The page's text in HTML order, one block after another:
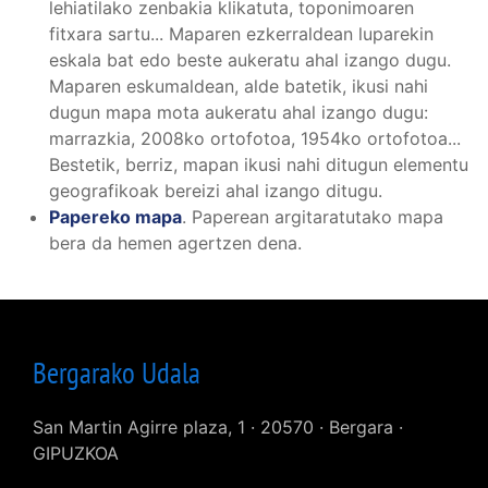
lehiatilako zenbakia klikatuta, toponimoaren
fitxara sartu... Maparen ezkerraldean luparekin
eskala bat edo beste aukeratu ahal izango dugu.
Maparen eskumaldean, alde batetik, ikusi nahi
dugun mapa mota aukeratu ahal izango dugu:
marrazkia, 2008ko ortofotoa, 1954ko ortofotoa...
Bestetik, berriz, mapan ikusi nahi ditugun elementu
geografikoak bereizi ahal izango ditugu.
Papereko mapa. Paperean argitaratutako mapa
bera da hemen agertzen dena.
Bergarako Udala
San Martin Agirre plaza, 1 · 20570 · Bergara ·
GIPUZKOA